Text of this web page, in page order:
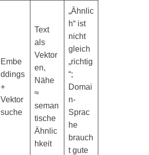
Embe
ddings
+
Vektor
suche
Text
als
Vektor
en,
Nähe
≈
seman
tische
Ähnlic
hkeit
„Ähnlic
h“ ist
nicht
gleich
„richtig
“;
Domai
n-
Sprac
he
brauch
t gute